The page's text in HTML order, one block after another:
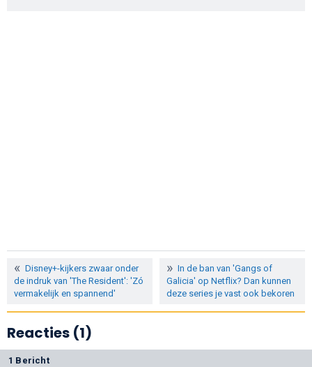
Disney+-kijkers zwaar onder
de indruk van 'The Resident': 'Zó
vermakelijk en spannend'
In de ban van 'Gangs of
Galicia' op Netflix? Dan kunnen
deze series je vast ook bekoren
Reacties (1)
1 Bericht